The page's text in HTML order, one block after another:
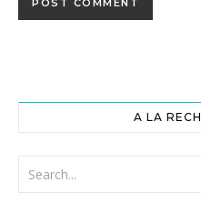
A LA